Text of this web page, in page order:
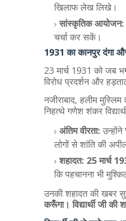
खिलाफ लेख लिखे।
सांस्कृतिक आयोजन:
चर्चा कर सकें।
​1931 का कानपुर दंगा
​23 मार्च 1931 को जब
विरोध प्रदर्शन और
​नजीराबाद, हलीम
निहत्थे गणेश शंकर
अंतिम वीरता: उन्होंने
लोगों से शांति की
शहादत: 25 मार्च
कि पहचानना भी
​उनकी शहादत की खबर
करूँगा। विद्यार्थी जी